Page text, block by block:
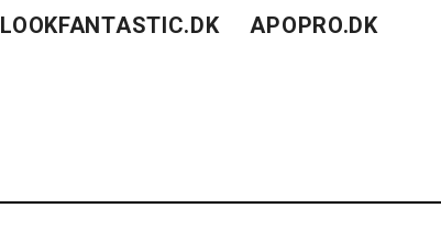
LOOKFANTASTIC.DK
APOPRO.DK